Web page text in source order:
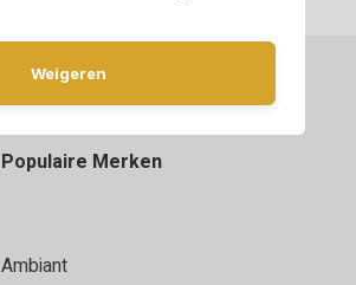
Weigeren
Populaire Merken
Ambiant